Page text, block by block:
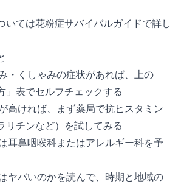
いては花粉症サバイバルガイドで詳し
・くしゃみの症状があれば、上の
」表でセルフチェックする
高ければ、まず薬局で抗ヒスタミン
リチンなど）を試してみる
耳鼻咽喉科またはアレルギー科を予
ヤバいのかを読んで、時期と地域の